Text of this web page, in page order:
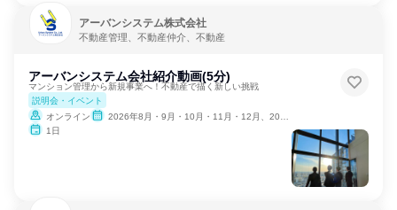
アーバンシステム株式会社
不動産管理、不動産仲介、不動産
アーバンシステム会社紹介動画(5分)
マンション管理から新規事業へ！不動産で描く新しい挑戦
説明会・イベント
オンライン
2026年8月・9月・10月・11月・12月、2027年1月
1日